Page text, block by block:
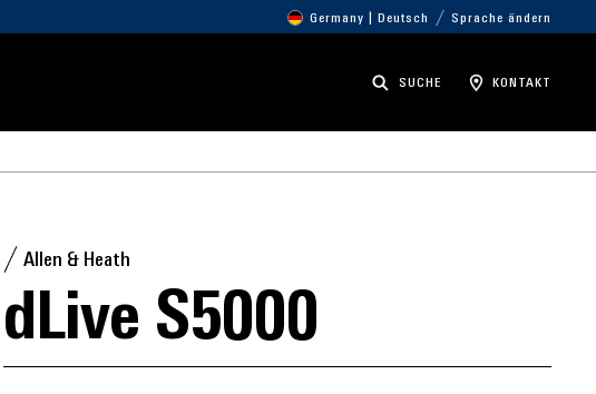
Germany | Deutsch Sprache ändern
SUCHE KONTAKT
Allen & Heath
dLive S5000